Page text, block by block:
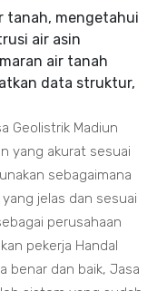
tanah, mengetahui
air asin
air tanah
data struktur,
Geolistrik Madiun
yang akurat sesuai
sebagaimana
jelas dan sesuai
perusahaan
pekerja Handal
benar dan baik, Jasa